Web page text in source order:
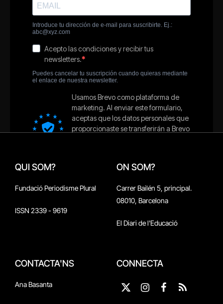
QUI SOM?
Fundació Periodisme Plural
ISSN 2339 - 9619
ON SOM?
Carrer Bailén 5, principal.
08010, Barcelona
El Diari de l'Educació
CONTACTA'NS
Ana Basanta
CONNECTA
X
Instagram
Facebook
RSS